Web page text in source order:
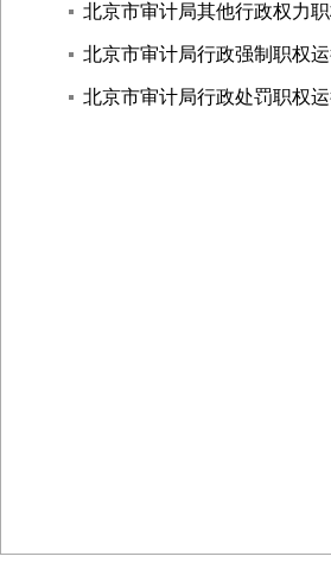
北京市审计局其他行政权力
北京市审计局行政强制职权
北京市审计局行政处罚职权